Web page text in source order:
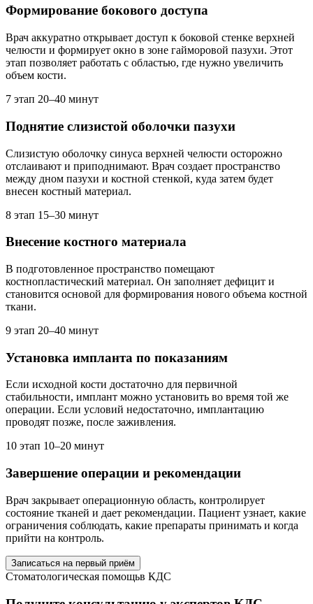
Формирование бокового доступа
Врач аккуратно открывает доступ к боковой стенке верхней
челюсти и формирует окно в зоне гайморовой пазухи. Этот
этап позволяет работать с областью, где нужно увеличить
объем кости.
7 этап 20–40 минут
Поднятие слизистой оболочки пазухи
Слизистую оболочку синуса верхней челюсти осторожно
отслаивают и приподнимают. Врач создает пространство
между дном пазухи и костной стенкой, куда затем будет
внесен костный материал.
8 этап 15–30 минут
Внесение костного материала
В подготовленное пространство помещают
костнопластический материал. Он заполняет дефицит и
становится основой для формирования нового объема костной
ткани.
9 этап 20–40 минут
Установка импланта по показаниям
Если исходной кости достаточно для первичной
стабильности, имплант можно установить во время той же
операции. Если условий недостаточно, имплантацию
проводят позже, после заживления.
10 этап 10–20 минут
Завершение операции и рекомендации
Врач закрывает операционную область, контролирует
состояние тканей и дает рекомендации. Пациент узнает, какие
ограничения соблюдать, какие препараты принимать и когда
прийти на контроль.
Записаться на первый приём
Стоматологическая помощьв КДС